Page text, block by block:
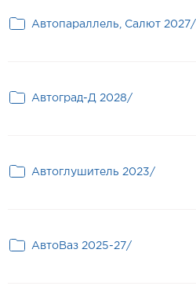
Автопараллель, Салют 2027/
Автоград-Д 2028/
Автоглушитель 2023/
АвтоВаз 2025-27/